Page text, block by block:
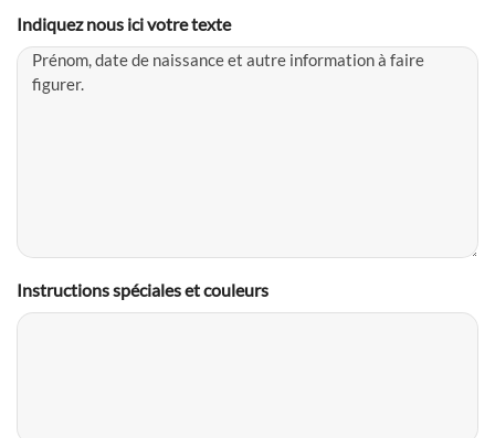
Indiquez nous ici votre texte
Instructions spéciales et couleurs